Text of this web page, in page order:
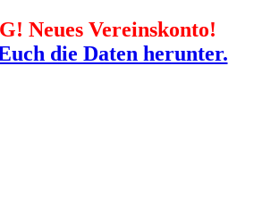
Neues Vereinskonto!
die Daten herunter.